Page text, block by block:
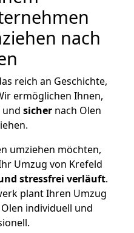
nach
reich an Geschichte,
ermöglichen Ihnen,
und sicher nach Olen
umziehen möchten,
Umzug von Krefeld
stressfrei verläuft.
plant Ihren Umzug
individuell und